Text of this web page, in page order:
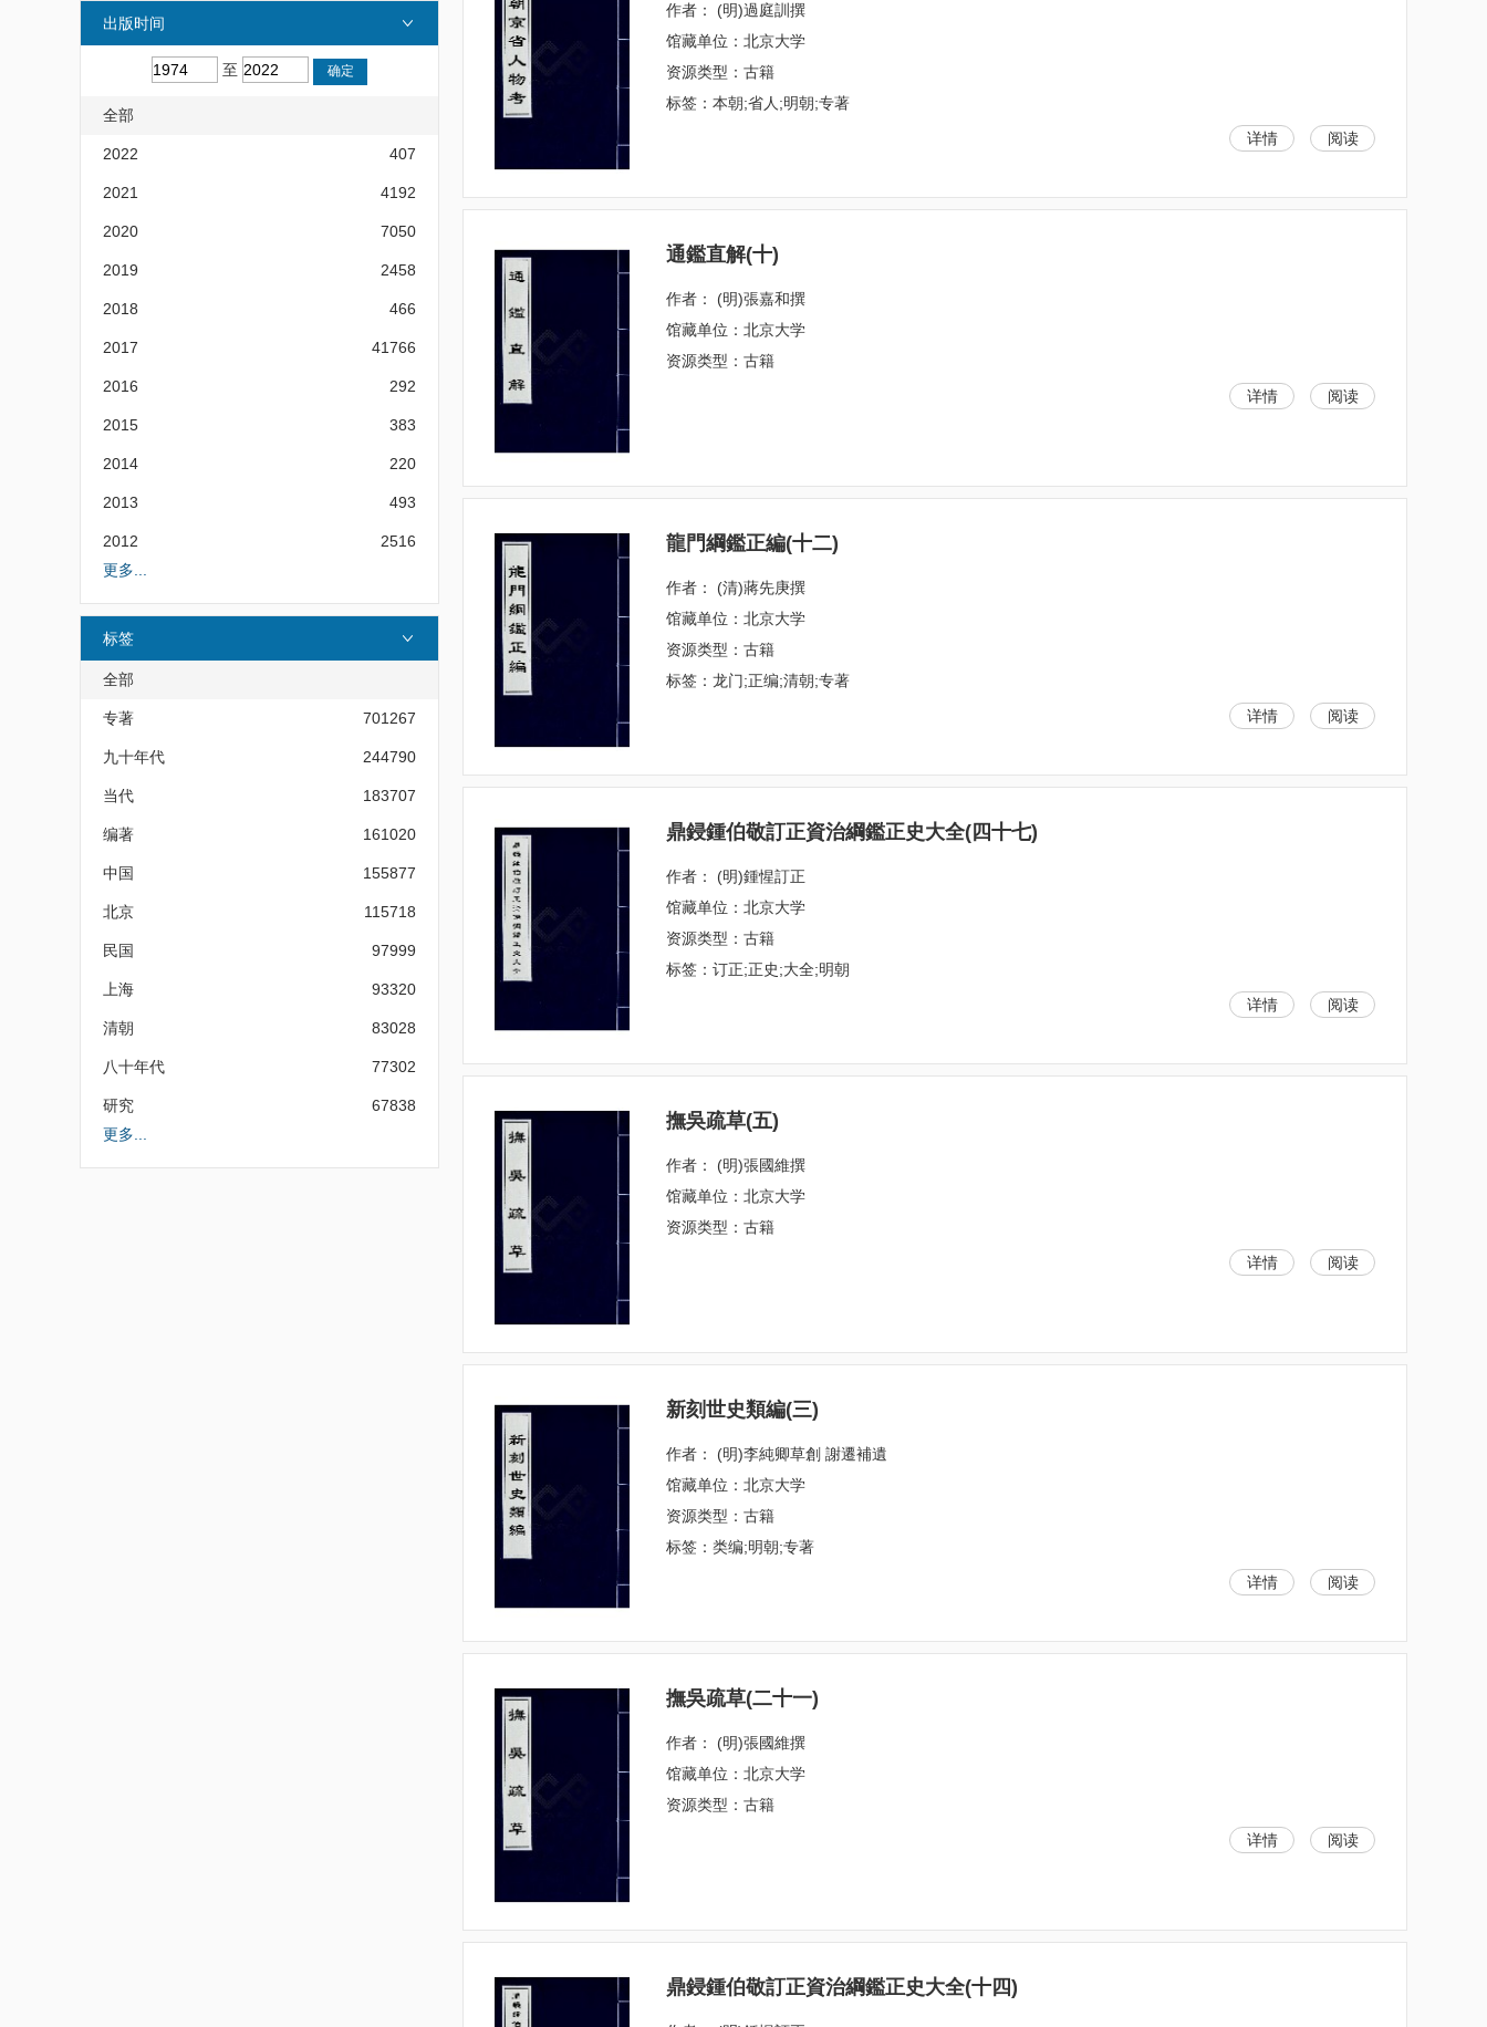
出版时间
至
全部
2022 407
2021 4192
2020 7050
2019 2458
2018 466
2017 41766
2016 292
2015 383
2014 220
2013 493
2012
2516
更多...
标签
全部
专著 701267
九十年代 244790
当代 183707
编著 161020
中国 155877
北京 115718
民国 97999
上海 93320
清朝 83028
八十年代 77302
研究
67838
更多...
作者： (明)過庭訓撰
馆藏单位：北京大学
资源类型：古籍
标签：本朝;省人;明朝;专著
详情
阅读
通鑑直解(十)
作者： (明)張嘉和撰
馆藏单位：北京大学
资源类型：古籍
详情
阅读
龍門綱鑑正編(十二)
作者： (清)蔣先庚撰
馆藏单位：北京大学
资源类型：古籍
标签：龙门;正编;清朝;专著
详情
阅读
鼎鋟鍾伯敬訂正資治綱鑑正史大全(四十七)
作者： (明)鍾惺訂正
馆藏单位：北京大学
资源类型：古籍
标签：订正;正史;大全;明朝
详情
阅读
撫吳疏草(五)
作者： (明)張國維撰
馆藏单位：北京大学
资源类型：古籍
详情
阅读
新刻世史類編(三)
作者： (明)李純卿草創 謝遷補遺
馆藏单位：北京大学
资源类型：古籍
标签：类编;明朝;专著
详情
阅读
撫吳疏草(二十一)
作者： (明)張國維撰
馆藏单位：北京大学
资源类型：古籍
详情
阅读
鼎鋟鍾伯敬訂正資治綱鑑正史大全(十四)